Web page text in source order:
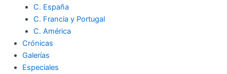
C. España
C. Francia y Portugal
C. América
Crónicas
Galerías
Especiales